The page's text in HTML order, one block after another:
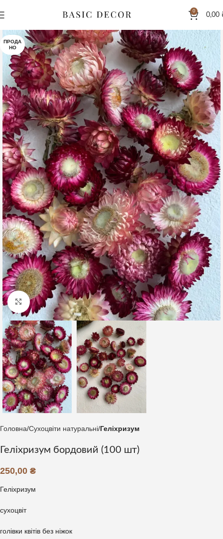
0
0,00
ПРОДА
НО
Клацніть, щоб збільшити
Головна Сухоцвіти натуральні Геліхризум
Геліхризум бордовий (100 шт)
250,00 ₴
Геліхризум
сухоцвіт
голівки квітів без ніжок